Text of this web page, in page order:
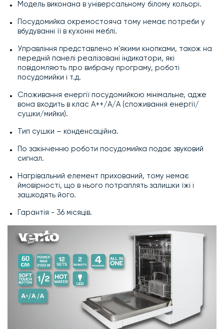
Модель виконана в універсальному білому кольорі.
Посудомийка окремостояча тому немає потреби у
вбудуванні її в кухонні меблі.
Управління представлено м'якими кнопками, також на
передній панелі реалізовані індикатори, які
повідомляють про вибрану програму, роботі
посудомийки і т.д.
Споживання енергії посудомийкою мінімальне, адже
вона входить в клас А++/А/А (споживання енергії/
сушки/мийки).
Тип сушки – конденсаційна.
По закінченню роботи посудомийка подає звуковий
сигнал.
Нагрівальний елемент прихований, тому немає
ймовірності, що в нього потраплять залишки їжі і
зашкодять його.
Гарантія - 36 місяців.